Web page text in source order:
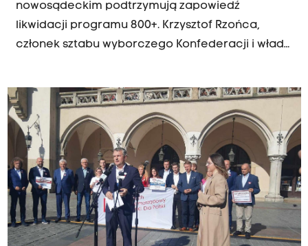
nowosądeckim podtrzymują zapowiedź
likwidacji programu 800+. Krzysztof Rzońca,
członek sztabu wyborczego Konfederacji i władz
szukać innych rozwiązań.